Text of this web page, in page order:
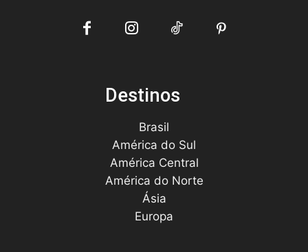
Destinos
Brasil
América do Sul
América Central
América do Norte
Ásia
Europa